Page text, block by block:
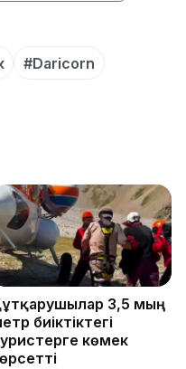
#Daricorn
3,5 мың
биіктіктегі
көмек